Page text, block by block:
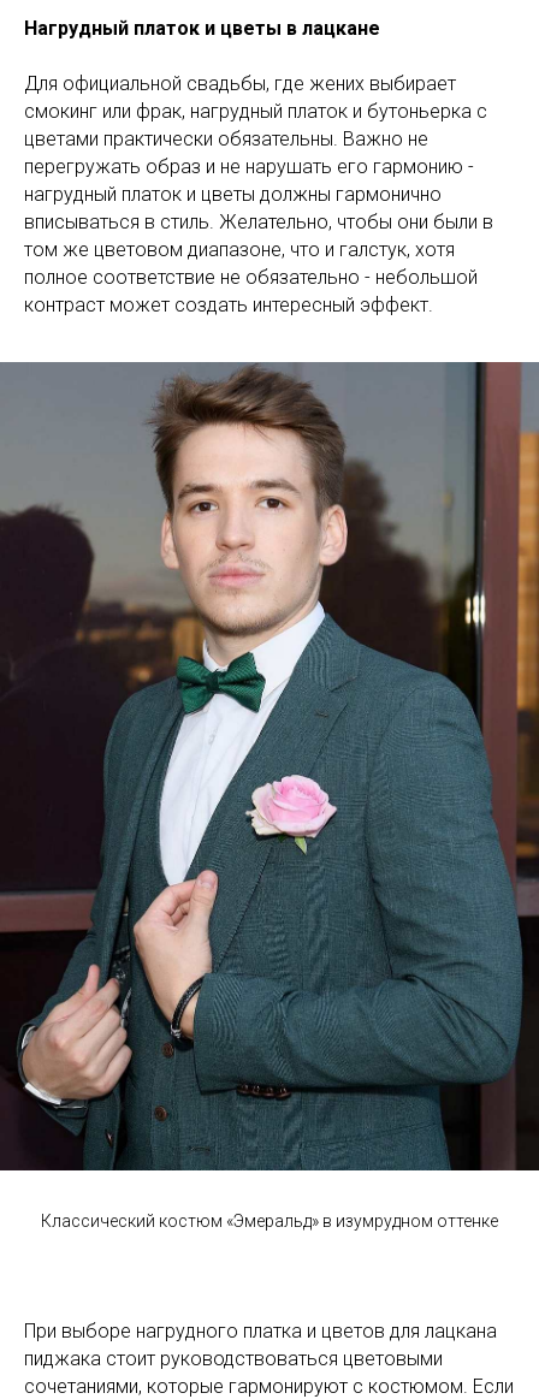
Нагрудный платок и цветы в лацкане
Для официальной свадьбы, где жених выбирает
смокинг или фрак, нагрудный платок и бутоньерка с
цветами практически обязательны. Важно не
перегружать образ и не нарушать его гармонию -
нагрудный платок и цветы должны гармонично
вписываться в стиль. Желательно, чтобы они были в
том же цветовом диапазоне, что и галстук, хотя
полное соответствие не обязательно - небольшой
контраст может создать интересный эффект.
Классический костюм «Эмеральд» в изумрудном оттенке
При выборе нагрудного платка и цветов для лацкана
пиджака стоит руководствоваться цветовыми
сочетаниями, которые гармонируют с костюмом. Если